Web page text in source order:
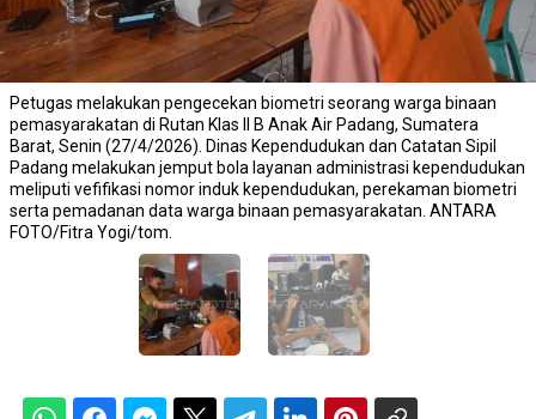
Petugas melakukan pengecekan biometri seorang warga binaan
pemasyarakatan di Rutan Klas II B Anak Air Padang, Sumatera
Barat, Senin (27/4/2026). Dinas Kependudukan dan Catatan Sipil
Padang melakukan jemput bola layanan administrasi kependudukan
meliputi vefifikasi nomor induk kependudukan, perekaman biometri
serta pemadanan data warga binaan pemasyarakatan. ANTARA
FOTO/Fitra Yogi/tom.